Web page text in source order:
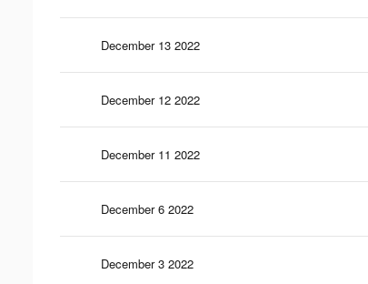
December 13 2022
December 12 2022
December 11 2022
December 6 2022
December 3 2022